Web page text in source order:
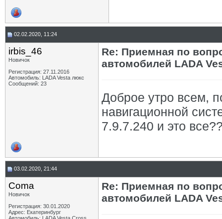
02.02.2020, 11:24
irbis_46
Новичок
Регистрация: 27.11.2016
Автомобиль: LADA Vesta люкс
Сообщений: 23
Re: Приемная по
автомобилей LADA
Доброе утро всем,
навигационной
7.9.7.240 и это
03.02.2020, 21:44
Coma
Новичок
Регистрация: 30.01.2020
Адрес: Екатеринбург
Re: Приемная по
автомобилей LADA